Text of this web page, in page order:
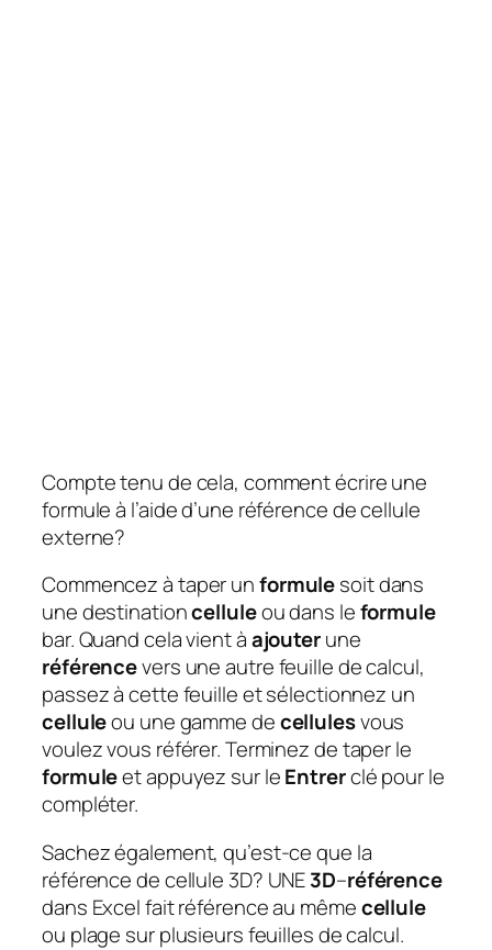
Compte tenu de cela, comment écrire une
formule à l’aide d’une référence de cellule
externe?
Commencez à taper unformulesoit dans
une destinationcelluleou dans leformule
bar. Quand cela vient àajouterune
référencevers une autre feuille de calcul,
passez à cette feuille et sélectionnez un
celluleou une gamme decellulesvous
voulez vous référer. Terminez de taper le
formuleet appuyez sur leEntrerclé pour le
compléter.
Sachez également, qu’est-ce que la
référence de cellule 3D? UNE3D–référence
dans Excel fait référence au mêmecellule
ou plage sur plusieurs feuilles de calcul.